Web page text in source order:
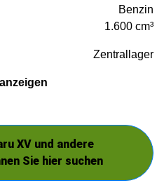
Benzin
1.600 cm³
Zentrallager
XV und andere
Sie hier suchen